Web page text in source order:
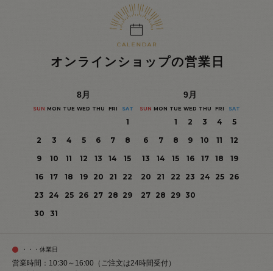
オンラインショップの営業日
8月
SUN MON TUE WED THU FRI SAT
1
2
3 4 5 6 7
8
9
10 11 12 13 14
15
16
17 18 19 20 21
22
23
24 25 26 27 28 29
30
31
9月
SUN MON TUE WED THU FRI SAT
1 2 3 4
5
6
7 8 9 10 11
12
13
14 15 16 17 18
19
20
21 22 23 24 25
26
27 28 29 30
・・・休業日
営業時間：10:30～16:00（ご注文は24時間受付）